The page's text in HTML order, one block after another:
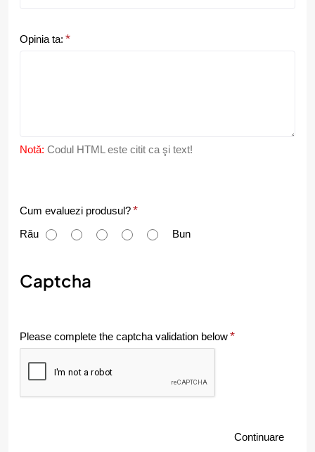
Opinia ta:
Notă: Codul HTML este citit ca şi text!
C
u
e
l
e
Cum evaluezi produsul?
Rău
Bun
Captcha
Please complete the captcha validation below
Continuare